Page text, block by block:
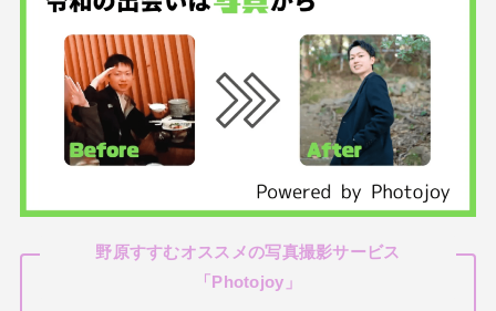
野原すすむオススメの写真撮影サービス
「 Photojoy 」